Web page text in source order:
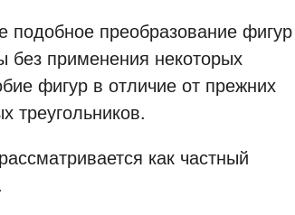
преобразование фигур
без применения некоторых
фигур в отличие от прежних
треугольников.
как частный